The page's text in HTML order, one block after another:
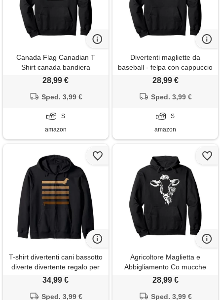
Canada Flag Canadian T
Shirt canada bandiera
canadese canada felpa con
28,99 €
Sped. 3,99 €
S
amazon
Divertenti magliette da
baseball - felpa con cappuccio
evoluzione del baseball -
baseball
28,99 €
Sped. 3,99 €
S
amazon
T-shirt divertenti cani bassotto
diverte divertente regalo per
cani lunghi bassotto felpa con
34,99 €
Sped. 3,99 €
Agricoltore Maglietta e
Abbigliamento Co mucche
contadino agricoltura mucca
cappuccio
28,99 €
Sped. 3,99 €